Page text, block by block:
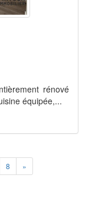
rénové
équipée,...
8 »